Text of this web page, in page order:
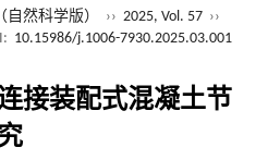
然科学版） ›› 2025, Vol. 57 ››
10.15986/j.1006-7930.2025.03.001
接装配式混凝土节